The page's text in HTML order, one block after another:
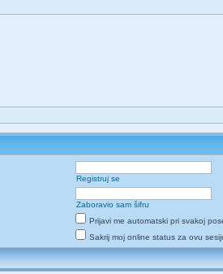
Registruj se
Zaboravio sam šifru
Prijavi me automatski pri svakoj
Sakrij moj online status za ovu